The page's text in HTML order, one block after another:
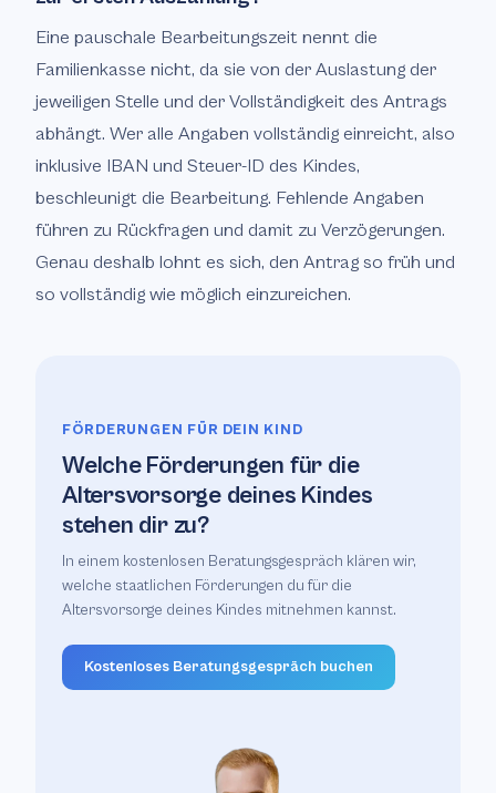
Eine pauschale Bearbeitungszeit nennt die
Familienkasse nicht, da sie von der Auslastung der
jeweiligen Stelle und der Vollständigkeit des Antrags
abhängt. Wer alle Angaben vollständig einreicht, also
inklusive IBAN und Steuer-ID des Kindes,
beschleunigt die Bearbeitung. Fehlende Angaben
führen zu Rückfragen und damit zu Verzögerungen.
Genau deshalb lohnt es sich, den Antrag so früh und
so vollständig wie möglich einzureichen.
FÖRDERUNGEN FÜR DEIN KIND
Welche Förderungen für die
Altersvorsorge deines Kindes
stehen dir zu?
In einem kostenlosen Beratungsgespräch klären wir,
welche staatlichen Förderungen du für die
Altersvorsorge deines Kindes mitnehmen kannst.
Kostenloses Beratungsgespräch buchen